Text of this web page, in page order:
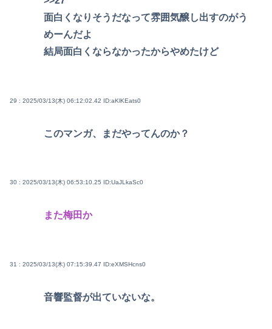
面白くなりそうだなって雰囲気醸し出すのがう
めーんだよ
結局面白くならなかったからやめたけど
29 : 2025/03/13(木) 06:12:02.42 ID:aKlKEats0
このマンガ、まだやってんのか？
30 : 2025/03/13(木) 06:53:10.25 ID:UaJLkaSc0
また梅田か
31 : 2025/03/13(木) 07:15:39.47 ID:eXMSHcns0
音響監督が出ていないな。